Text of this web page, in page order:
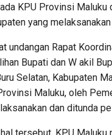
KPU Provinsi
yang
undangan Rapat
Bupati dan W akil
Selatan, Kabupaten
Maluku, oleh
dan ditunda